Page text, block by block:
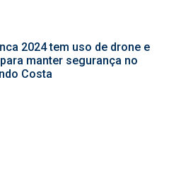
2024 tem uso de drone e
manter segurança no
Costa